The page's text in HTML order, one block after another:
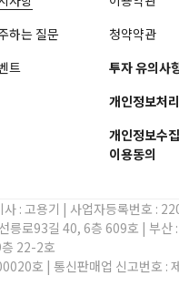
하는 질문
트
청약약관
투자 유의사
개인정보처
개인정보수
이용동의
: 고용기 | 사업자등록번호 :
릉로93길 40, 6층 609호 | 부산
22-2호
호 | 통신판매업 신고번호 :